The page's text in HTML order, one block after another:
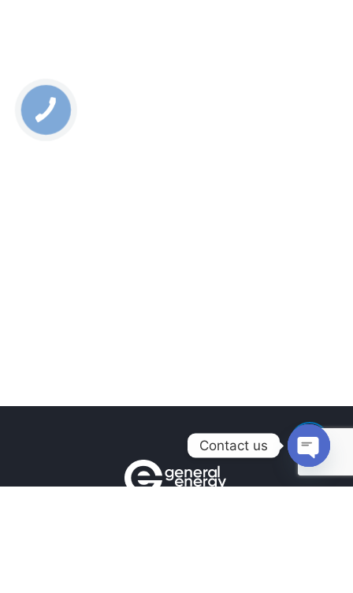
Contact us
Open
chaty